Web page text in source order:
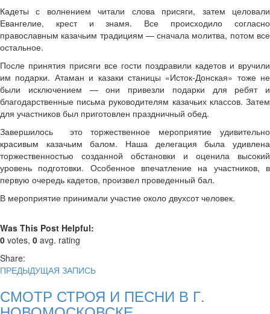
Кадеты с волнением читали слова присяги, затем целовали
Евангелие, крест и знамя. Все происходило согласно
православным казачьим традициям — сначала молитва, потом все
остальное.
После принятия присяги все гости поздравили кадетов и вручили
им подарки. Атаман и казаки станицы «Исток-Донская» тоже не
были исключением — они привезли подарки для ребят и
благодарственные письма руководителям казачьих классов. Затем
для участников был приготовлен праздничный обед.
Завершилось это торжественное мероприятие удивительно
красивым казачьим балом. Наша делегация была удивлена
торжественностью созданной обстановки и оценила высокий
уровень подготовки. Особенное впечатление на участников, в
первую очередь кадетов, произвел проведенный бал.
В мероприятие принимали участие около двухсот человек.
Was This Post Helpful:
0 votes, 0 avg. rating
Share:
ПРЕДЫДУЩАЯ ЗАПИСЬ
СМОТР СТРОЯ И ПЕСНИ В Г.